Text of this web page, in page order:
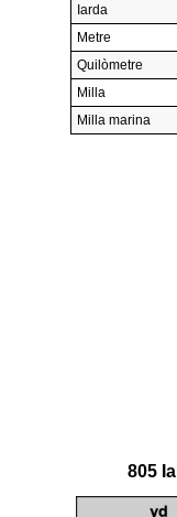
Iarda
Metre
Quilòmetre
Milla
Milla marina
805